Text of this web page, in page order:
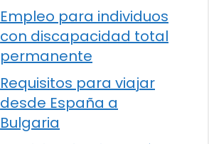
Empleo para individuos
con discapacidad total
permanente
Requisitos para viajar
desde España a
Bulgaria